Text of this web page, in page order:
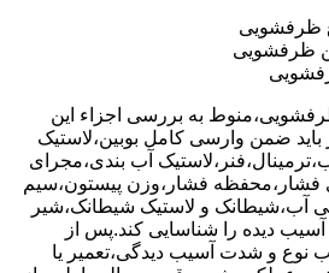
ظرفشویی
ظرفشویی
به بررسی اجزاء این
ضمن وارسی کامل بوبین،لاستیک
آب بندی،مجرای
فشار،وزن پیستون،سیم
آب،شیطانک و لاستیک شیطانک،شیر
دیده را شناسایی کند.پس از
و شدت آسیب دیدگی،تعمیر یا